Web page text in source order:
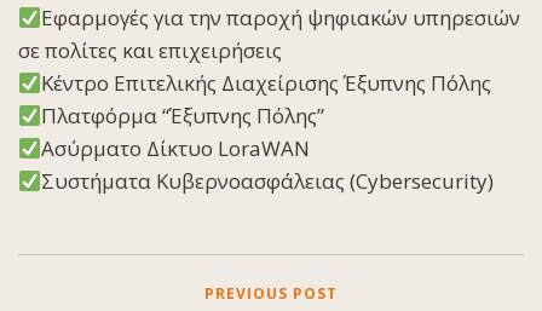
Εφαρμογές για την παροχή ψηφιακών υπηρεσιών
σε πολίτες και επιχειρήσεις
Κέντρο Επιτελικής Διαχείρισης Έξυπνης Πόλης
Πλατφόρμα “Έξυπνης Πόλης”
Ασύρματο Δίκτυο LoraWAN
Συστήματα Κυβερνοασφάλειας (Cybersecurity)
PREVIOUS POST